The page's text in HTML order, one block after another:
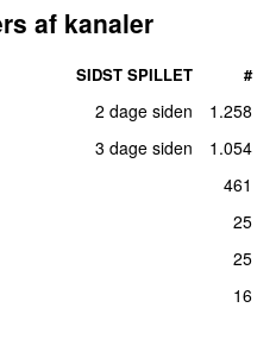
af kanaler
SIDST SPILLET #
2 dage siden
1.258
3 dage siden
1.054
461
25
25
16